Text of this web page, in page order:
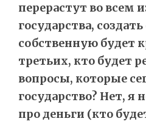
перерастут во всем
государства,
собственную будет
третьих, кто будет
вопросы, которые
государство? Нет, я
про деньги (кто